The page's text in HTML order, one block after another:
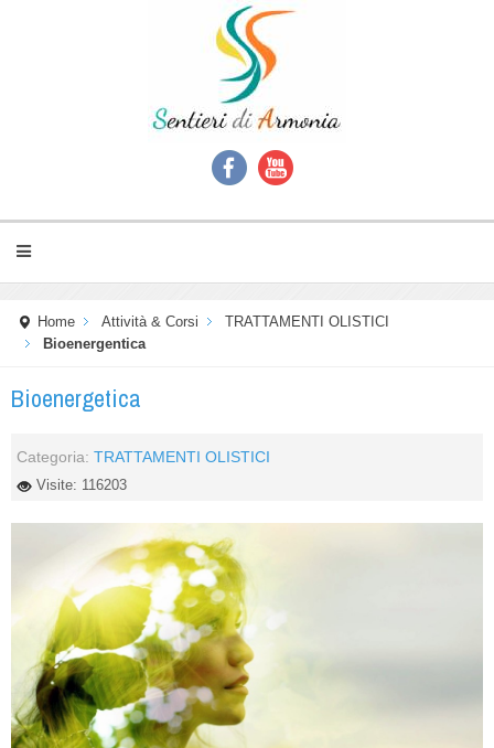
Home Attività & Corsi
TRATTAMENTI OLISTICI
Bioenergentica
Bioenergetica
Categoria: TRATTAMENTI OLISTICI
Visite: 116203